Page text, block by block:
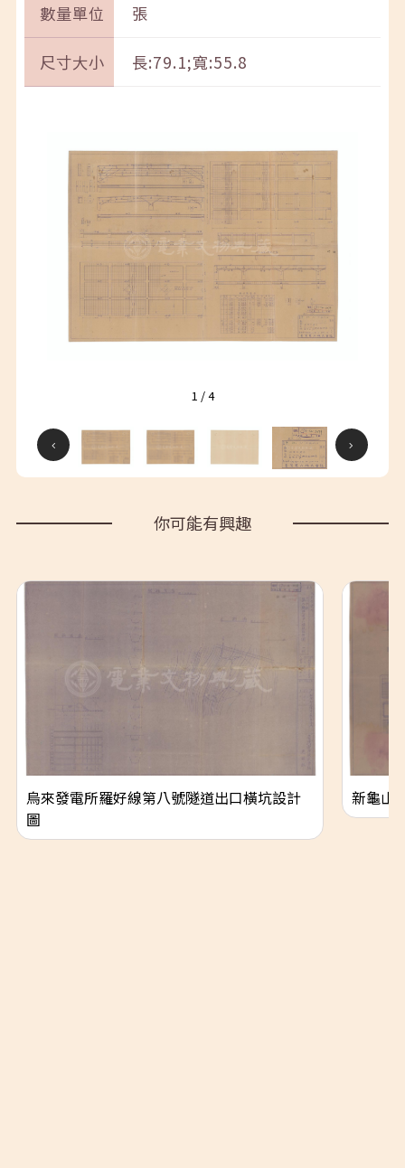
數量單位 張
尺寸大小 長:79.1;寬:55.8
1 /4
你可能有興趣
烏來發電所羅好線第八號隧道出口橫坑設計
圖
新龜山